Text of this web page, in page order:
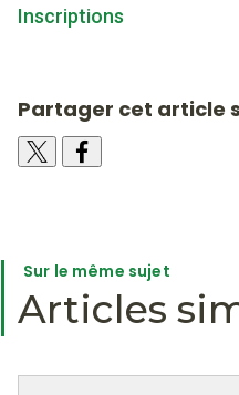
Inscriptions
Partager cet article
Sur le même sujet
Articles